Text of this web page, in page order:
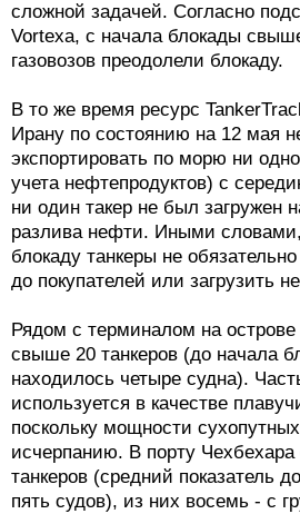
сложной задачей. Согласно
Vortexa, с начала блокады
газовозов преодолели блокаду.
В то же время ресурс
Ирану по состоянию на 12 мая
экспортировать по морю ни
учета нефтепродуктов) с
ни один такер не был загружен
разлива нефти. Иными
блокаду танкеры не
до покупателей или загрузить
Рядом с терминалом на острове
свыше 20 танкеров (до начала
находилось четыре судна).
используется в качестве
поскольку мощности
исчерпанию. В порту Чехбехара
танкеров (средний показатель
пять судов), из них восемь - с